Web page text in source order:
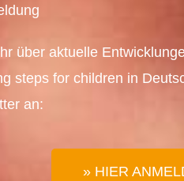
über aktuelle
steps for children in
an:
» HIER